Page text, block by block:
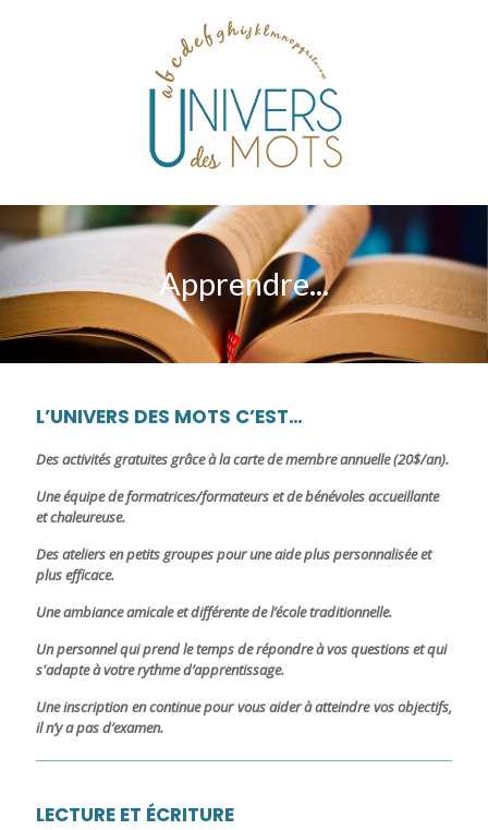
Apprendre...
L’UNIVERS DES MOTS C’EST…
Des activités gratuites grâce à la carte de membre annuelle (20$/an).
Une équipe de formatrices/formateurs et de bénévoles accueillante
et chaleureuse.
Des ateliers en petits groupes pour une aide plus personnalisée et
plus efficace.
Une ambiance amicale et différente de l’école traditionnelle.
Un personnel qui prend le temps de répondre à vos questions et qui
s'adapte à votre rythme d’apprentissage.
Une inscription en continue pour vous aider à atteindre vos objectifs,
il n’y a pas d’examen.
LECTURE ET ÉCRITURE